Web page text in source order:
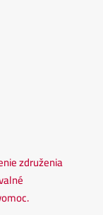
združenia